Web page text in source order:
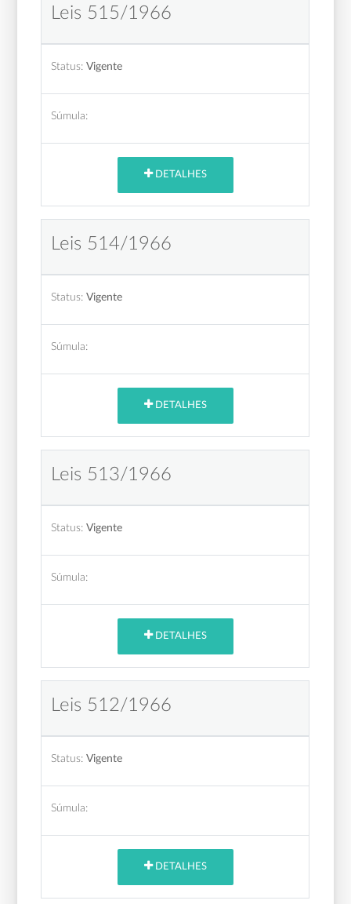
Leis 515/1966
Status: Vigente
Súmula:
DETALHES
Leis 514/1966
Status: Vigente
Súmula:
DETALHES
Leis 513/1966
Status: Vigente
Súmula:
DETALHES
Leis 512/1966
Status: Vigente
Súmula:
DETALHES